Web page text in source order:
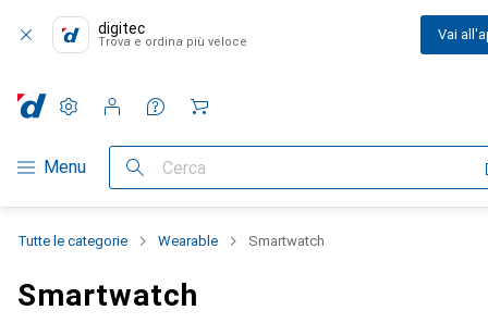
digitec
Trova e ordina più veloce Vai
Categoria Navigazione
Menu Cerca
Impostazioni
Conto cliente
Liste di confronto
Liste dei desideri
Carrello
Tutte le categorie Wearable Smartwatch
Smartwatch